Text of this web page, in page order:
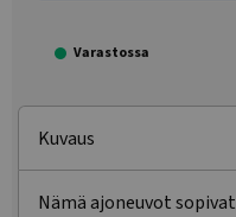
Varastossa
Kuvaus
Nämä ajoneuvot sopivat